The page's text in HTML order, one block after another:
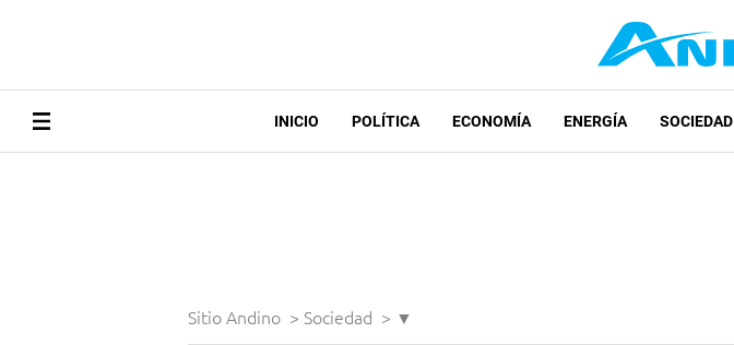
INICIO POLÍTICA ECONOMÍA ENERGÍA SOCIEDAD
Sitio Andino > Sociedad > ▼